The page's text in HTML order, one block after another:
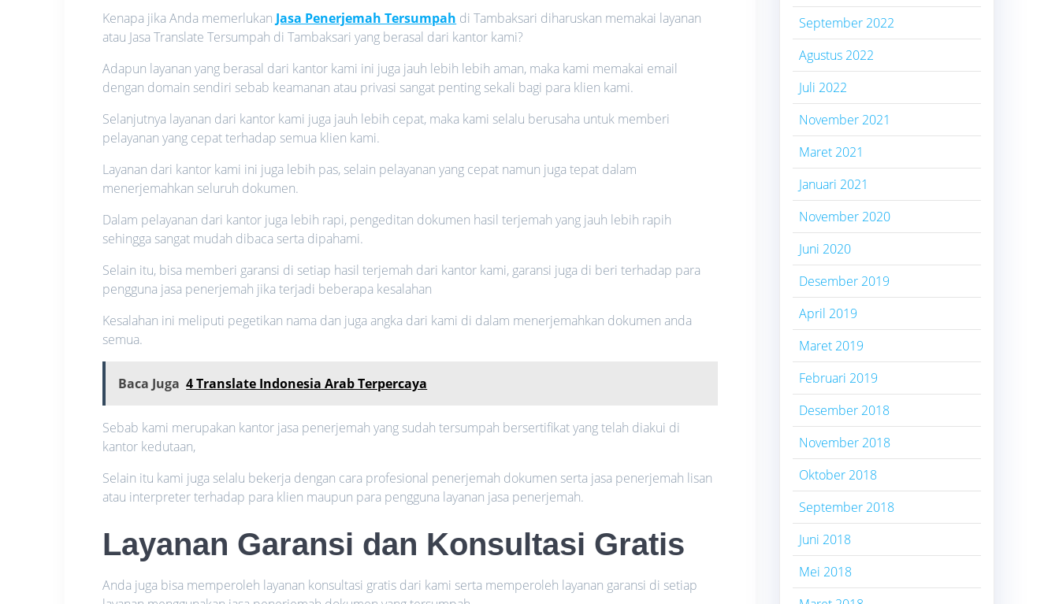
Kenapa jika Anda memerlukan Jasa Penerjemah Tersumpah di Tambaksari diharuskan memakai layanan
atau Jasa Translate Tersumpah di Tambaksari yang berasal dari kantor kami?
Adapun layanan yang berasal dari kantor kami ini juga jauh lebih lebih aman, maka kami memakai email
dengan domain sendiri sebab keamanan atau privasi sangat penting sekali bagi para klien kami.
Selanjutnya layanan dari kantor kami juga jauh lebih cepat, maka kami selalu berusaha untuk memberi
pelayanan yang cepat terhadap semua klien kami.
Layanan dari kantor kami ini juga lebih pas, selain pelayanan yang cepat namun juga tepat dalam
menerjemahkan seluruh dokumen.
Dalam pelayanan dari kantor juga lebih rapi, pengeditan dokumen hasil terjemah yang jauh lebih rapih
sehingga sangat mudah dibaca serta dipahami.
Selain itu, bisa memberi garansi di setiap hasil terjemah dari kantor kami, garansi juga di beri terhadap para
pengguna jasa penerjemah jika terjadi beberapa kesalahan
Kesalahan ini meliputi pegetikan nama dan juga angka dari kami di dalam menerjemahkan dokumen anda
semua.
Baca Juga 4 Translate Indonesia Arab Terpercaya
Sebab kami merupakan kantor jasa penerjemah yang sudah tersumpah bersertifikat yang telah diakui di
kantor kedutaan,
Selain itu kami juga selalu bekerja dengan cara profesional penerjemah dokumen serta jasa penerjemah lisan
atau interpreter terhadap para klien maupun para pengguna layanan jasa penerjemah.
Layanan Garansi dan Konsultasi Gratis
Anda juga bisa memperoleh layanan konsultasi gratis dari kami serta memperoleh layanan garansi di setiap
September 2022
Agustus 2022
Juli 2022
November 2021
Maret 2021
Januari 2021
November 2020
Juni 2020
Desember 2019
April 2019
Maret 2019
Februari 2019
Desember 2018
November 2018
Oktober 2018
September 2018
Juni 2018
Mei 2018